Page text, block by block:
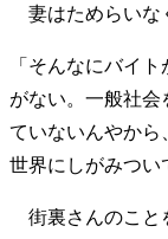
病が教えてくれ
私を彩るエッセ
70代のグランド
妻はためらいな
「そんなにバイ
がない。一般社会
ていないんやから
世界にしがみつい
街裏さんのこと